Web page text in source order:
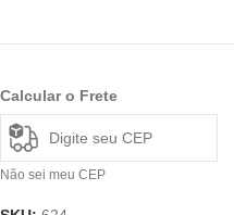
Calcular o Frete
Não sei meu CEP